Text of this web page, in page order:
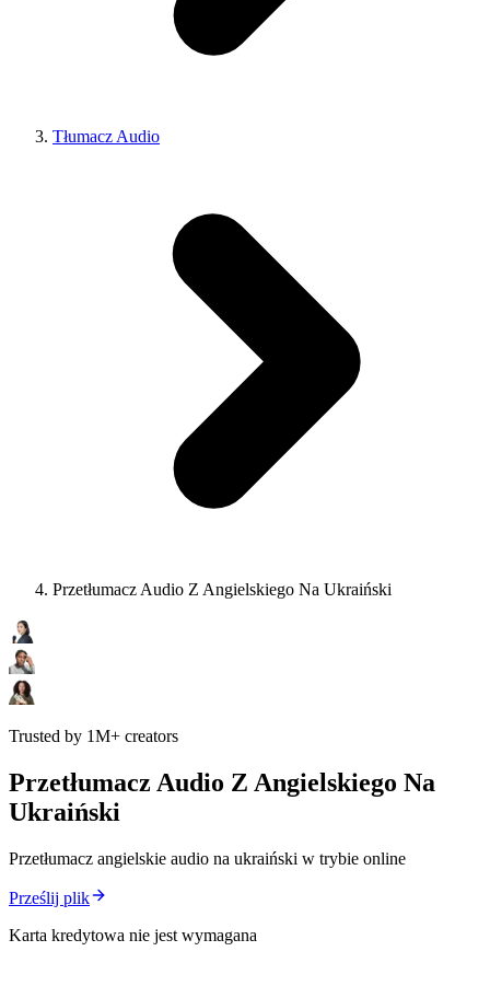
Tłumacz Audio
Przetłumacz Audio Z Angielskiego Na Ukraiński
Trusted by 1M+ creators
Przetłumacz Audio Z Angielskiego Na
Ukraiński
Przetłumacz angielskie audio na ukraiński w trybie online
Prześlij plik
Karta kredytowa nie jest wymagana